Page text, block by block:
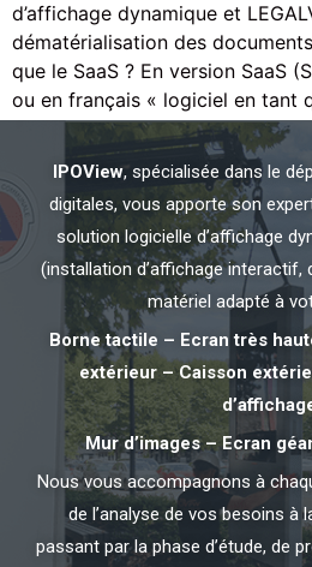
d’affichage dynamique et
dématérialisation des
que le SaaS ? En version SaaS
ou en français « logiciel en tant
IPOView, spécialisée dans le
digitales, vous apporte son
solution logicielle d’affichage
(installation d’affichage interactif,
matériel adapté à
Borne tactile – Ecran très
extérieur – Caisson
Mur d’images – Ecran
Nous vous accompagnons à
de l’analyse de vos besoins à
passant par la phase d’étude, de